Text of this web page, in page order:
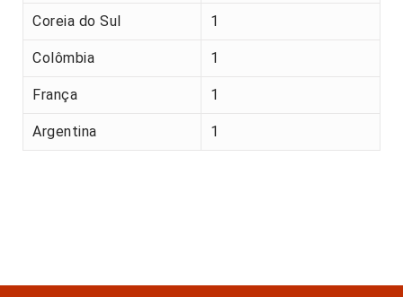
Coreia do Sul 1
Colômbia 1
França 1
Argentina 1